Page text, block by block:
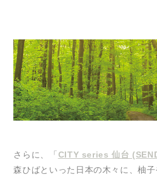
さらに、「 CITY series 仙台
森ひばといった日本の木々に、柚